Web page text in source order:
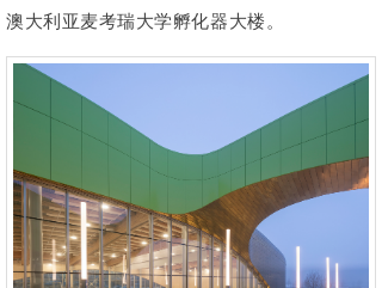
澳大利亚麦考瑞大学孵化器大楼。